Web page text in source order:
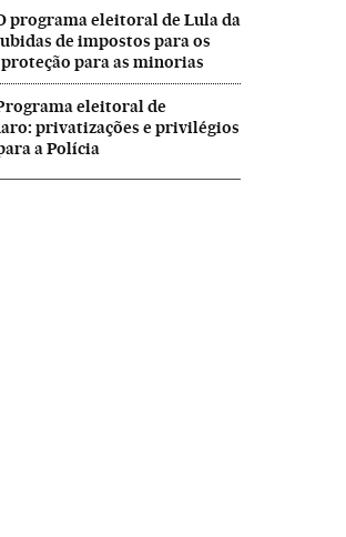
programa eleitoral de Lula da
de impostos para os
para as minorias
eleitoral de
privatizações e privilégios
a Polícia